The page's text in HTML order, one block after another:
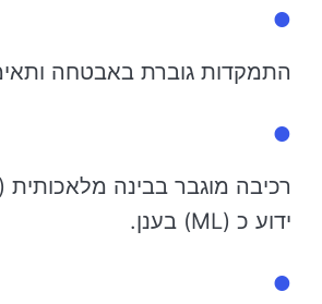
התמקדות גוברת באבטחה
ידוע כ (ML) בענן.